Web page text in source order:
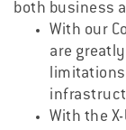
both business
With our
are
With the